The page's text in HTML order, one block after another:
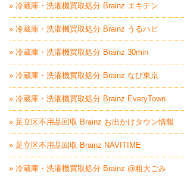
» 冷蔵庫・洗濯機買取処分 Brainz エキテン
» 冷蔵庫・洗濯機買取処分 Brainz うるハピ
» 冷蔵庫・洗濯機買取処分 Brainz 30min
» 冷蔵庫・洗濯機買取処分 Brainz なび東京
» 冷蔵庫・洗濯機買取処分 Brainz EveryTown
» 足立区不用品回収 Brainz お出かけタウン情報
» 足立区不用品回収 Brainz NAVITIME
» 冷蔵庫・洗濯機買取処分 Brainz @粗大ごみ